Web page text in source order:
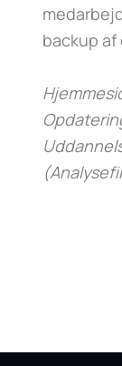
backup af